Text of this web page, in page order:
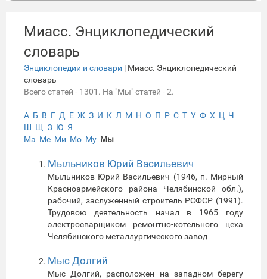
Миасс. Энциклопедический
словарь
Энциклопедии и словари | Миасс. Энциклопедический
словарь
Всего статей - 1301. На "Мы" статей - 2.
А Б В Г Д Е Ж З И К Л М Н О П Р С Т У Ф Х Ц Ч
Ш Щ Э Ю Я
Ма Ме Ми Мо Му Мы
Мыльников Юрий Васильевич
Мыльников Юрий Васильевич (1946, п. Мирный
Красноармейского района Челябинской обл.),
рабочий, заслуженный строитель РСФСР (1991).
Трудовою деятельность начал в 1965 году
электросварщиком ремонтно-котельного цеха
Челябинского металлургического завод
Мыс Долгий
Мыс Долгий, расположен на западном берегу